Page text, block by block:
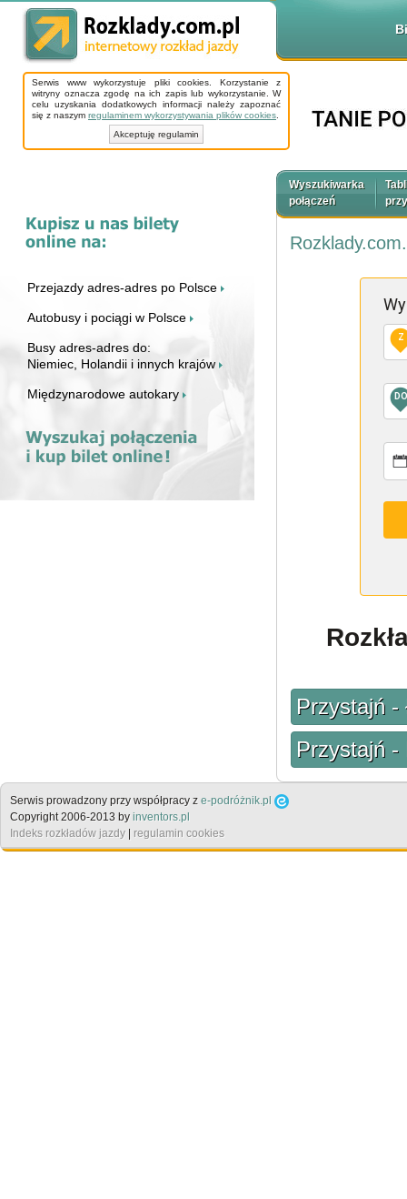
Serwis www wykorzystuje pliki cookies. Korzystanie z
witryny oznacza zgodę na ich zapis lub wykorzystanie. W
celu uzyskania dodatkowych informacji należy zapoznać
się z naszym regulaminem wykorzystywania plików cookies
Akceptuję regulamin
Przejazdy adres-adres po Polsce
Autobusy i pociągi w Polsce
Busy adres-adres do:
Niemiec, Holandii i innych krajów
Międzynarodowe autokary
Wyszukiwarka
połączeń
Z
DO
Przystajń -
Przystajń -
Serwis prowadzony przy współpracy z e-podróżnik.pl
Copyright 2006-2013 by inventors.pl
Indeks rozkładów jazdy
regulamin cookies